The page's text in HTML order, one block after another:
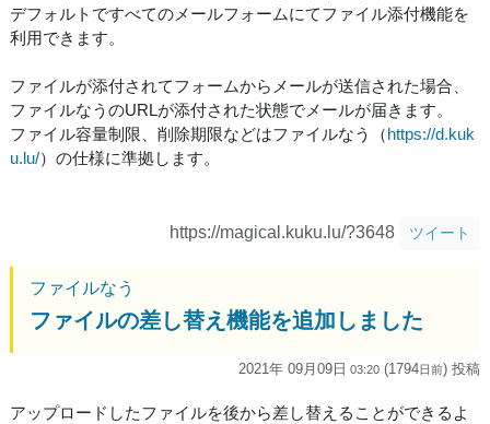
デフォルトですべてのメールフォームにてファイル添付機能を
利用できます。
ファイルが添付されてフォームからメールが送信された場合、
ファイルなうのURLが添付された状態でメールが届きます。
ファイル容量制限、削除期限などはファイルなう（https://d.kuk
u.lu/）の仕様に準拠します。
https://magical.kuku.lu/?3648 ツイート
ファイルなう
ファイルの差し替え機能を追加しました
2021年 09月09日 03:20 (1794日前) 投稿
アップロードしたファイルを後から差し替えることができるよ